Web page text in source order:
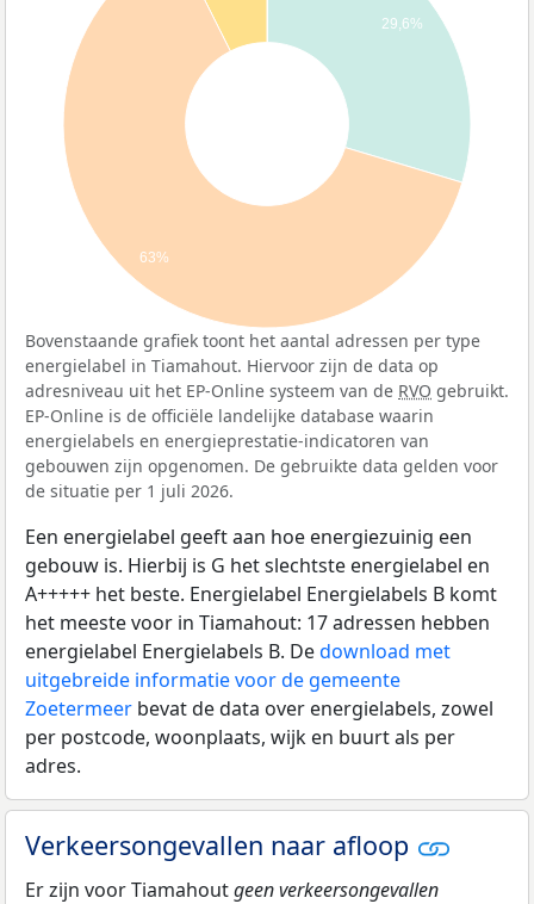
29,6%
63%
Bovenstaande grafiek toont het aantal adressen per type
energielabel in Tiamahout. Hiervoor zijn de data op
adresniveau uit het EP-Online systeem van de RVO gebruikt.
EP-Online is de officiële landelijke database waarin
energielabels en energieprestatie-indicatoren van
gebouwen zijn opgenomen. De gebruikte data gelden voor
de situatie per 1 juli 2026.
Een energielabel geeft aan hoe energiezuinig een
gebouw is. Hierbij is G het slechtste energielabel en
A+++++ het beste. Energielabel Energielabels B komt
het meeste voor in Tiamahout: 17 adressen hebben
energielabel Energielabels B. Dedownload met
uitgebreide informatie voor de gemeente
Zoetermeer bevat de data over energielabels, zowel
per postcode, woonplaats, wijk en buurt als per
adres.
Verkeersongevallen naar afloop
Er zijn voor Tiamahoutgeen verkeersongevallen